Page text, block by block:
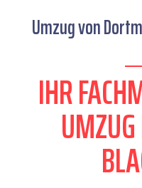
Umzug von
IHR